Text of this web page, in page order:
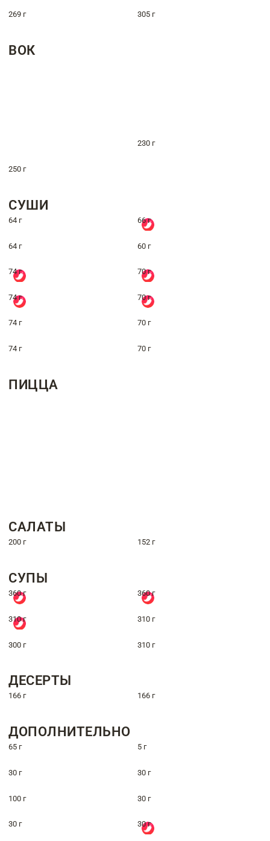
269 г 305 г
ВОК
230 г
250 г
СУШИ
64 г 66 г
64 г 60 г
74 г 70 г
74 г 70 г
74 г 70 г
74 г 70 г
ПИЦЦА
САЛАТЫ
200 г 152 г
СУПЫ
360 г 360 г
310 г 310 г
300 г 310 г
ДЕСЕРТЫ
166 г 166 г
ДОПОЛНИТЕЛЬНО
65 г 5 г
30 г 30 г
100 г 30 г
30 г 30 г